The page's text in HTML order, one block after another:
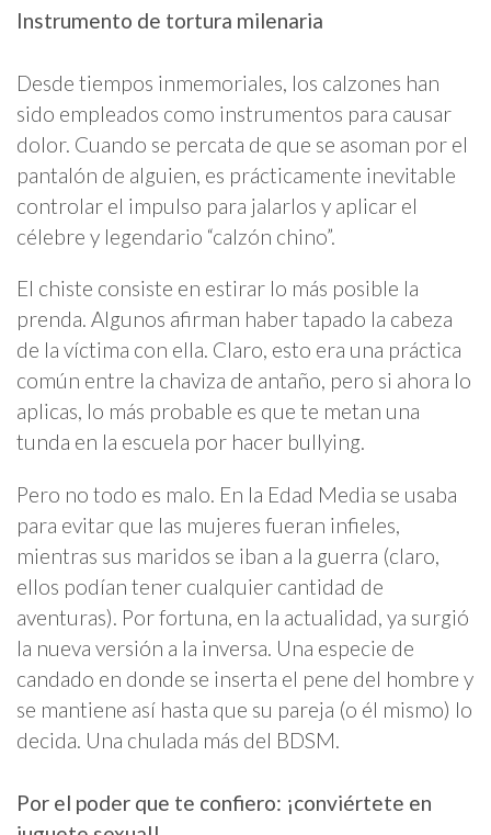
Instrumento de tortura milenaria
Desde tiempos inmemoriales, los calzones han
sido empleados como instrumentos para causar
dolor. Cuando se percata de que se asoman por el
pantalón de alguien, es prácticamente inevitable
controlar el impulso para jalarlos y aplicar el
célebre y legendario “calzón chino”.
El chiste consiste en estirar lo más posible la
prenda. Algunos afirman haber tapado la cabeza
de la víctima con ella. Claro, esto era una práctica
común entre la chaviza de antaño, pero si ahora lo
aplicas, lo más probable es que te metan una
tunda en la escuela por hacer bullying.
Pero no todo es malo. En la Edad Media se usaba
para evitar que las mujeres fueran infieles,
mientras sus maridos se iban a la guerra (claro,
ellos podían tener cualquier cantidad de
aventuras). Por fortuna, en la actualidad, ya surgió
la nueva versión a la inversa. Una especie de
candado en donde se inserta el pene del hombre y
se mantiene así hasta que su pareja (o él mismo) lo
decida. Una chulada más del BDSM.
Por el poder que te confiero: ¡conviértete en